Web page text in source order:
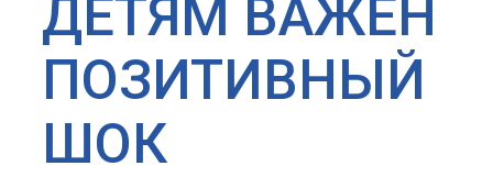
ДЕТЯМ ВАЖЕН
ПОЗИТИВНЫЙ
ШОК